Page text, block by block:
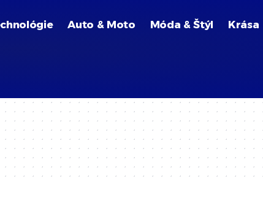
Auto & Moto Móda & Štýl Krása